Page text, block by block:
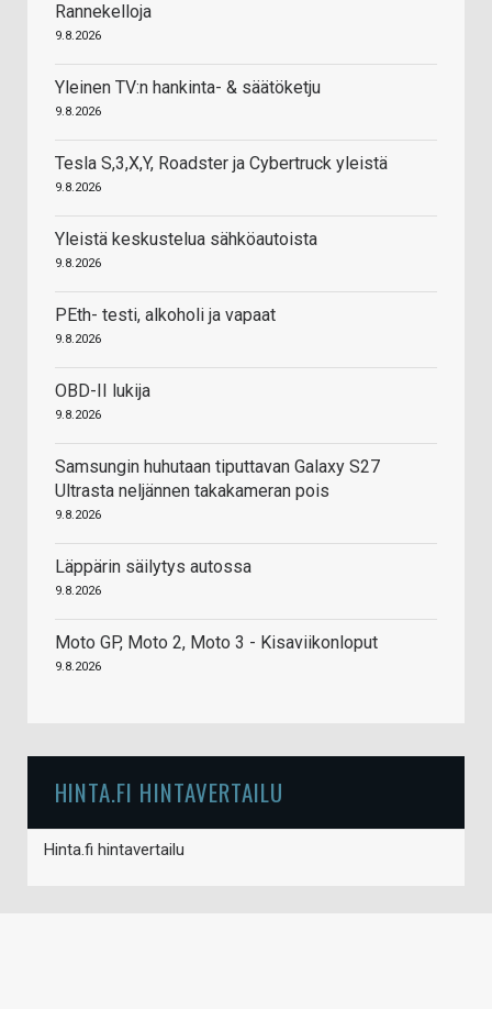
Rannekelloja
9.8.2026
Yleinen TV:n hankinta- & säätöketju
9.8.2026
Tesla S,3,X,Y, Roadster ja Cybertruck yleistä
9.8.2026
Yleistä keskustelua sähköautoista
9.8.2026
PEth- testi, alkoholi ja vapaat
9.8.2026
OBD-II lukija
9.8.2026
Samsungin huhutaan tiputtavan Galaxy S27
Ultrasta neljännen takakameran pois
9.8.2026
Läppärin säilytys autossa
9.8.2026
Moto GP, Moto 2, Moto 3 - Kisaviikonloput
9.8.2026
HINTA.FI HINTAVERTAILU
Hinta.fi hintavertailu